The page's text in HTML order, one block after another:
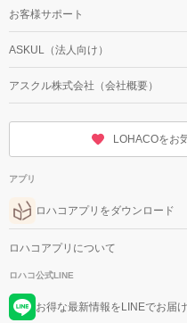
お客様サポート
ASKUL（法人向け）
アスクル株式会社（会社概要）
LOHACOをお
アプリ
ロハコアプリをダウンロード
ロハコアプリについて
ロハコ公式LINE
お得な最新情報をLINEでお届